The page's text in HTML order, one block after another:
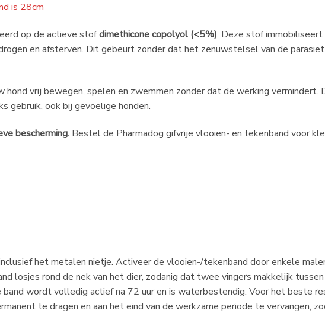
is 28cm
op de actieve stofdimethicone copolyol (<5%). Deze stof
en afsterven. Dit gebeurt zonder dat het zenuwstelsel van de
vrij bewegen, spelen en zwemmen zonder dat de werking vermindert.
gebruik, ook bij gevoelige honden.
bescherming. Bestel de Pharmadog gifvrije vlooien- en tekenband voor
het metalen nietje. Activeer de vlooien-/tekenband door enkele
losjes rond de nek van het dier, zodanig dat twee vingers makkelijk
band wordt volledig actief na 72 uur en is waterbestendig. Voor het beste
te dragen en aan het eind van de werkzame periode te vervangen,